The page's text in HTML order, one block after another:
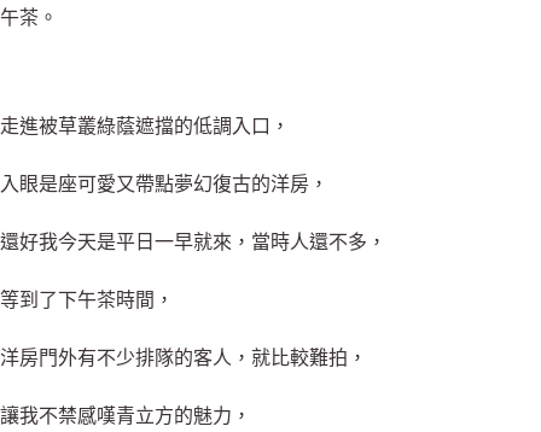
午茶。
走進被草叢綠蔭遮擋的低調入口，
入眼是座可愛又帶點夢幻復古的洋房，
還好我今天是平日一早就來，當時人還不多，
等到了下午茶時間，
洋房門外有不少排隊的客人，就比較難拍，
讓我不禁感嘆青立方的魅力，